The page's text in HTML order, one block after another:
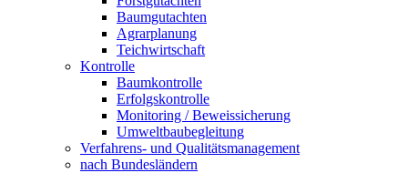
Baumgutachten
Agrarplanung
Teichwirtschaft
Kontrolle
Baumkontrolle
Erfolgskontrolle
Monitoring / Beweissicherung
Umweltbaubegleitung
Verfahrens- und Qualitätsmanagement
nach Bundesländern